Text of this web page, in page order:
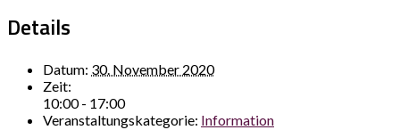
Details
Datum: 30. November 2020
Zeit:
10:00 - 17:00
Veranstaltungskategorie: Information